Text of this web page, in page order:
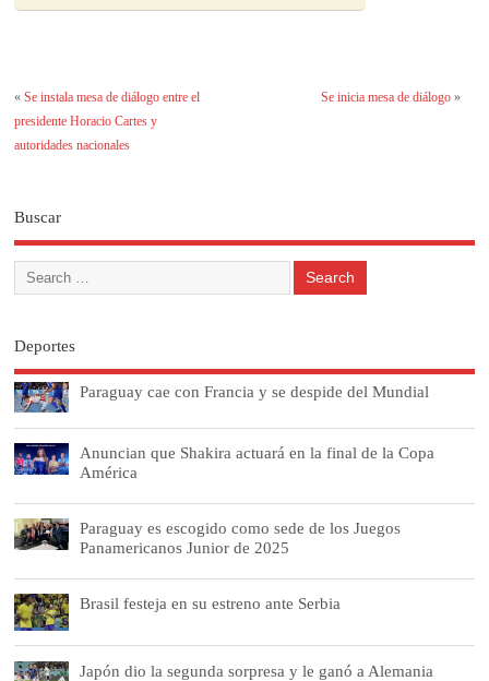
«Se instala mesa de diálogo entre el
presidente Horacio Cartes y
autoridades nacionales
Se inicia mesa de diálogo»
Buscar
Deportes
Paraguay cae con Francia y se despide del Mundial
Anuncian que Shakira actuará en la final de la Copa
América
Paraguay es escogido como sede de los Juegos
Panamericanos Junior de 2025
Brasil festeja en su estreno ante Serbia
Japón dio la segunda sorpresa y le ganó a Alemania